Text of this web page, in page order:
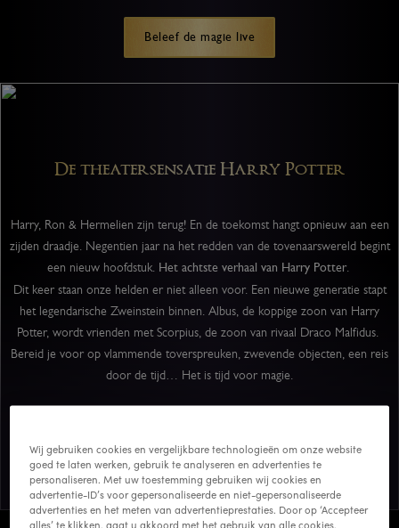
Beleef de magie live
De theatersensatie Harry Potter
Harry, Ron & Hermelien zijn terug! En de toekomst hangt opnieuw aan een
zijden draadje. Negentien jaar na het redden van de tovenaarswereld begint
een nieuw hoofdstuk. Het achtste verhaal van Harry Potter.
Dit keer staan onze helden er niet alleen voor. Een nieuwe generatie stapt
het legendarische Zweinstein binnen. Albus, de koppige zoon van Harry
Potter, wordt vrienden met Scorpius, de zoon van rivaal Draco Malfidus.
Bereid je voor op vlammende toverspreuken, zwevende objecten, een reis
door de tijd… Het is tijd voor magie.
Beleef de magie live
Wij gebruiken cookies en vergelijkbare technologieën om onze website
goed te laten werken, gebruik te analyseren en advertenties te
personaliseren. Met uw toestemming gebruiken wij cookies en
advertentie-ID’s voor gepersonaliseerde en niet-gepersonaliseerde
advertenties en het meten van advertentieprestaties. Door op ‘Accepteer
alles’ te klikken, gaat u akkoord met het gebruik van alle cookies,